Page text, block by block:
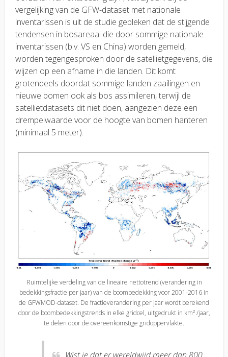
vergelijking van de GFW-dataset met nationale
inventarissen is uit de studie gebleken dat de stijgende
tendensen in bosareaal die door sommige nationale
inventarissen (b.v. VS en China) worden gemeld,
worden tegengesproken door de satellietgegevens, die
wijzen op een afname in die landen. Dit komt
grotendeels doordat sommige landen zaailingen en
nieuwe bomen ook als bos assimileren, terwijl de
satellietdatasets dit niet doen, aangezien deze een
drempelwaarde voor de hoogte van bomen hanteren
(minimaal 5 meter).
Ruimtelijke verdeling van de lineaire nettotrend (verandering in
bedekkingsfractie per jaar) van de boombedekking voor 2001-2016 in
de GFWMOD-dataset. De fractieverandering per jaar wordt berekend
door de boombedekkingstrends in elke gridcel, uitgedrukt in km² /jaar,
te delen door de overeenkomstige gridoppervlakte.